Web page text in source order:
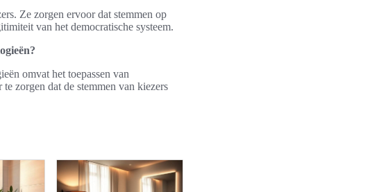
Ze zorgen ervoor dat stemmen op
van het democratische systeem.
omvat het toepassen van
zorgen dat de stemmen van kiezers